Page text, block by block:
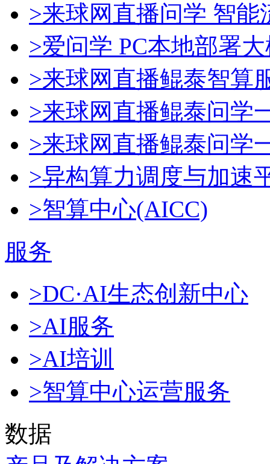
>来球网直播问学 智能
>爱问学 PC本地部署
>来球网直播鲲泰智算
>来球网直播鲲泰问学
>来球网直播鲲泰问学
>异构算力调度与加速
>智算中心(AICC)
服务
>DC·AI生态创新中心
>AI服务
>AI培训
>智算中心运营服务
数据